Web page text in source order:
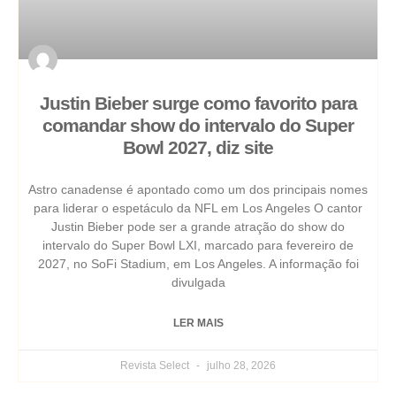
Justin Bieber surge como favorito para
comandar show do intervalo do Super
Bowl 2027, diz site
Astro canadense é apontado como um dos principais nomes
para liderar o espetáculo da NFL em Los Angeles O cantor
Justin Bieber pode ser a grande atração do show do
intervalo do Super Bowl LXI, marcado para fevereiro de
2027, no SoFi Stadium, em Los Angeles. A informação foi
divulgada
LER MAIS
Revista Select julho 28, 2026